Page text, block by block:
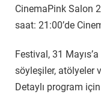
CinemaPink Salon
saat: 21:00’de
Festival, 31
söyleşiler, atölyeler
Detaylı program için